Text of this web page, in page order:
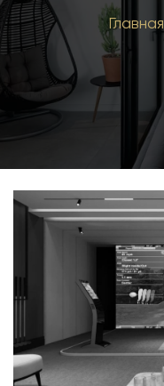
Главная